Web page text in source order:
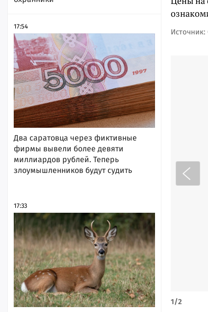
17:54
Два саратовца через фиктивные
фирмы вывели более девяти
миллиардов рублей. Теперь
злоумышленников будут судить
17:33
Источник:
1/2